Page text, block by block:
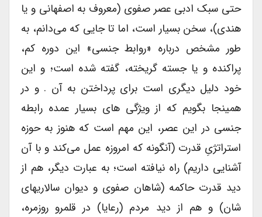
حتی سبک ادبی عصر صفوی (معروف به اصفهانی و یا
هندی)، سخن بسیار است، اما تا جایی که می‌دانم، به
طور مشخص درباره «روابط جنسی» این دوره کم،
پراکنده و یا جسته گریخته، گفته شده است؛ و این
خود دلیل دیگری است برای پرداختن به آن . و در
همینجا بگویم که از ویژگی های بسیار عمده رابطه
جنسی در این عصر، این مهم است که هنوز به حوزه
استراتژیِ قدرت (آنگونه که امروزه عمل می‌کند و با آن
آشنایی داریم) راه نیافته است؛ به عبارت دیگر، هم از
دید قدرت حاکمه (شاهان صفوی و دیوان سالاریهای
شان) و هم از دید مردم (رعایا) در قلمرو روزمره،